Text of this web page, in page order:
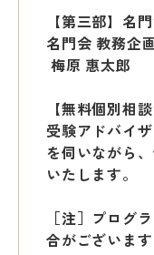
【第三部】名
名門会 教務企
梅原 惠太郎
【無料個別相談
受験アドバイ
を伺いながら
いたします。
［注］プログ
合がございま